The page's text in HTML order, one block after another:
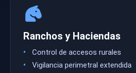
Ranchos y Haciendas
Control de accesos rurales
Vigilancia perimetral extendida